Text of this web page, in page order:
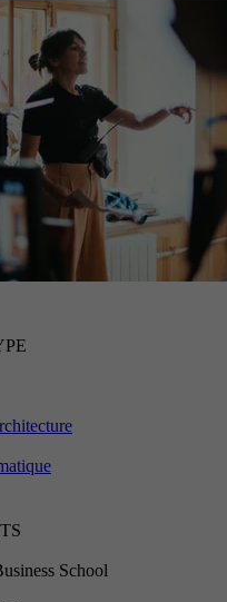
School